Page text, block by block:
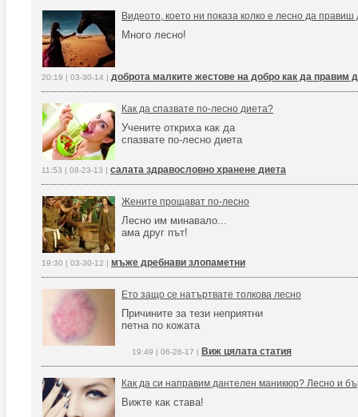
Видеото, което ни показа колко е лесно да
Много лесно!
20:19 | 03-30-14 | доброта малките жестове на добро как да правим
Как да спазвате по-лесно диета?
Учените откриха как да
спазвате по-лесно диета
11:53 | 08-23-13 | салата здравословно хранене диета
Жените прощават по-лесно
Лесно им минавало...
ама друг път!
19:30 | 03-30-12 | мъже дребнави злопаметни
Ето защо се натъртвате толкова лесно
Причините за тези неприятни
петна по кожата
19:49 | 06-26-17 | Виж цялата статия
Как да си направим дантелен маникюр? Лесно и
Вижте как става!